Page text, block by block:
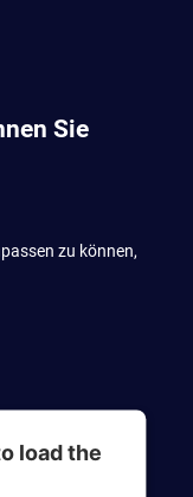
Sie
zu können,
load the